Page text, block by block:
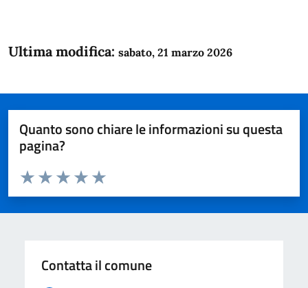
Ultima modifica: sabato, 21 marzo 2026
Quanto sono chiare le informazioni su questa
pagina?
Domanda
Valuta da 1 a 5 stelle la pagina
Valuta 5 stelle su 5
Valuta 4 stelle su 5
Valuta 3 stelle su 5
Valuta 2 stelle su 5
Valuta 1 stelle su 5
Contatta il comune